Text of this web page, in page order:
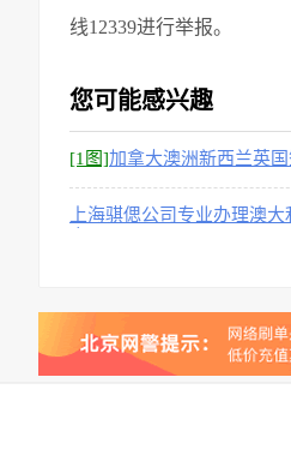
线12339进行举报。
您可能感兴趣
[1图]加拿大澳洲新西兰英
上海骐偲公司专业办理澳